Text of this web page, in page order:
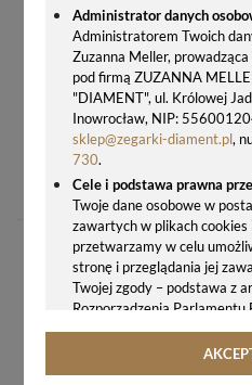
Administrator danych
Administratorem Twoich
Zuzanna Meller, prowadząca
pod firmą ZUZANNA
"DIAMENT", ul. Królowej
Inowrocław, NIP:
sklep@zegarki-diament.pl,
730.
Cele i podstawa prawna
Twoje dane osobowe w
zawartych w plikach
przetwarzamy w celu
stronę i przeglądania jej
Twojej zgody – podstawa z
Rozporządzenia Parlamentu
2016/679 z 27.04.2016 r.
fizycznych w związku z
GWARANCJA